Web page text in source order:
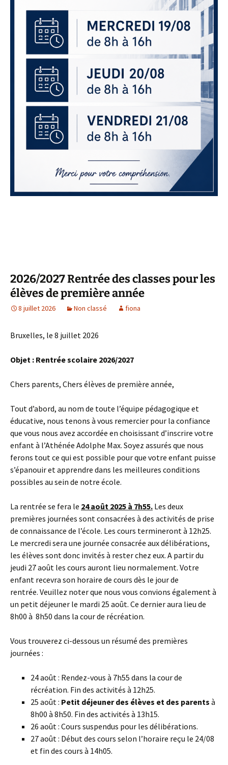
2026/2027 Rentrée des classes pour les
élèves de première année
8 juillet 2026 Non classé fiona
Bruxelles, le 8 juillet 2026
Objet : Rentrée scolaire 2026/2027
Chers parents, Chers élèves de première année,
Tout d’abord, au nom de toute l’équipe pédagogique et
éducative, nous tenons à vous remercier pour la confiance
que vous nous avez accordée en choisissant d’inscrire votre
enfant à l’Athénée Adolphe Max. Soyez assurés que nous
ferons tout ce qui est possible pour que votre enfant puisse
s’épanouir et apprendre dans les meilleures conditions
possibles au sein de notre école.
La rentrée se fera le 24 août 2025 à 7h55. Les deux
premières journées sont consacrées à des activités de prise
de connaissance de l’école. Les cours termineront à 12h25.
Le mercredi sera une journée consacrée aux délibérations,
les élèves sont donc invités à rester chez eux. A partir du
jeudi 27 août les cours auront lieu normalement. Votre
enfant recevra son horaire de cours dès le jour de
rentrée. Veuillez noter que nous vous convions également à
un petit déjeuner le mardi 25 août. Ce dernier aura lieu de
8h00 à 8h50 dans la cour de récréation.
Vous trouverez ci-dessous un résumé des premières
journées :
24 août : Rendez-vous à 7h55 dans la cour de
récréation. Fin des activités à 12h25.
25 août : Petit déjeuner des élèves et des parents à
8h00 à 8h50. Fin des activités à 13h15.
26 août : Cours suspendus pour les délibérations.
27 août : Début des cours selon l’horaire reçu le 24/08
et fin des cours à 14h05.